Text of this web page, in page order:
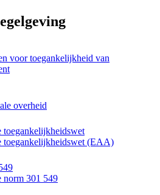
voor toegankelijkheid van
overheid
toegankelijkheidswet
toegankelijkheidswet (EAA)
norm 301 549